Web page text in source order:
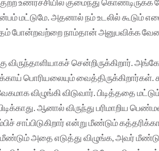
உணர்ச்சியில் குமைந்து
மட்டுமே. அதனால் நம் உடலில் கூடும்
போன்றவற்றை நாம்தான் அனுபவிக்க
விருந்தாளியாகச் சென்றிருக்கிறார்.
பொரியலையும் வைத்திருக்கிறார்கள்.
விழுங்கி விடுவார். பிடித்ததை
ஆனால் விருந்து பரிமாறிய
சாப்பிடுகிறார் என்று மீண்டும்
மீண்டும் அதை எடுத்து விழுங்க, அவர்